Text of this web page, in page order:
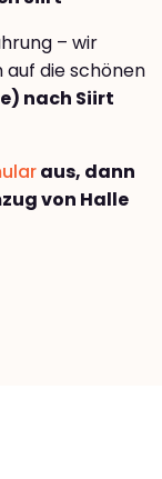
– wir
auf die schönen
nach Siirt
aus, dann
von Halle